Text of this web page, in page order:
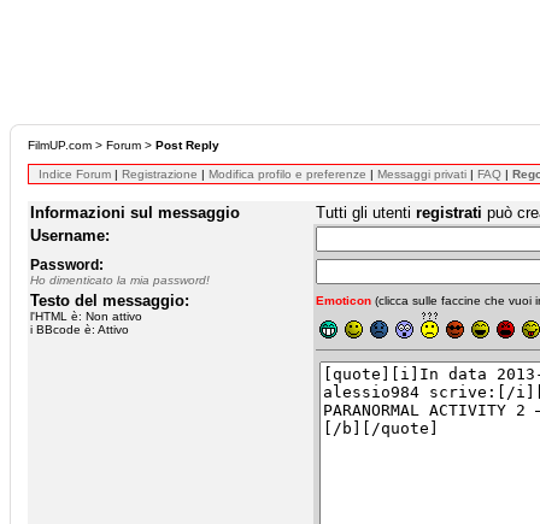
FilmUP.com > Forum > Post Reply
Indice Forum | Registrazione | Modifica profilo e preferenze | Messaggi privati | FAQ |
Informazioni sul messaggio Tutti gli utenti registrati può
Username:
Password:
Ho dimenticato la mia password!
Testo del messaggio:
l'HTML è: Non attivo
i BBcode è: Attivo
Emoticon (clicca sulle faccine che vuoi